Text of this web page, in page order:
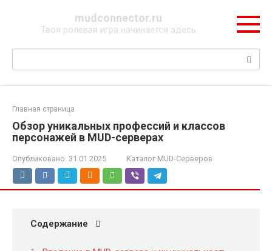
mudconnector.ru
Твоя ролевая игра начинается здесь
Поиск:
Главная страница
Обзор уникальных профессий и классов
персонажей в MUD-серверах
Опубликовано: 31.01.2025 Каталог MUD-Серверов
Содержание